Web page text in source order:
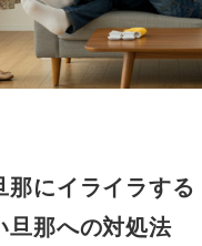
那にイライラする
旦那への対処法